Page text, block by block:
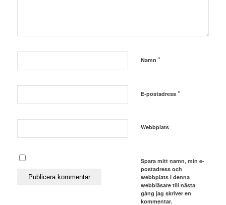
Namn *
E-postadress *
Webbplats
Spara mitt namn, min e-
postadress och
webbplats i denna
webbläsare till nästa
gång jag skriver en
kommentar.